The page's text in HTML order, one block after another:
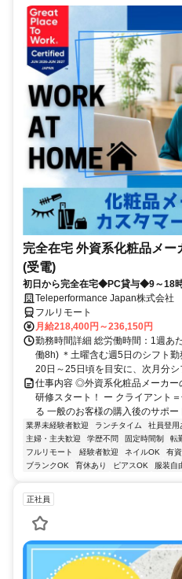
完全在宅 外資系化粧品メー
(受電)
初日から完全在宅◆PC貸与◆9～18
Teleperformance Japan株式会社
フルリモート
月給218,400円～236,150円
勤務時間詳細 総労働時間：1週あ
働8h) ＊土曜含む週5日のシフト
20日～25日頃を目安に、次月分
仕事内容 ◎外資系化粧品メーカ
研修スタート！ ー クライアント
る 一般のお客様の購入後のサポ
業界未経験者歓迎 ランチタイム 社員登用
主婦・主夫歓迎
学歴不問 固定時間制 転
フルリモート
経験者歓迎 ネイルOK 有
ブランクOK
育休あり ピアスOK 服装自
正社員